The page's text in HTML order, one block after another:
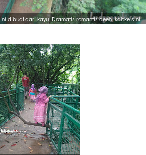
dibuat dari kayu. Dramatis romantis deeh...kaloke sini.